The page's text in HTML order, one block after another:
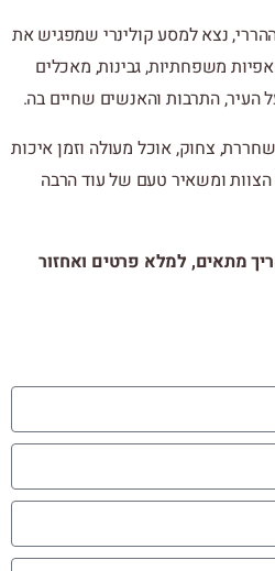
נצא למסע קולינרי שמפגיש את
משפחתיות, גבינות, מאכלים
העיר, התרבות והאנשים שחיים בה.
צחוק, אוכל מעולה וזמן איכות
ומשאיר טעם של עוד הרבה
מתאים, למלא פרטים ואחזור